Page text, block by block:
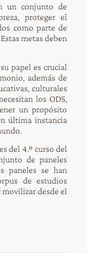
un conjunto de
proteger el
como parte de
metas deben
papel es crucial
además de
culturales
los ODS,
un propósito
última instancia
del 4.º curso del
de paneles
paneles se han
de estudios
desde el